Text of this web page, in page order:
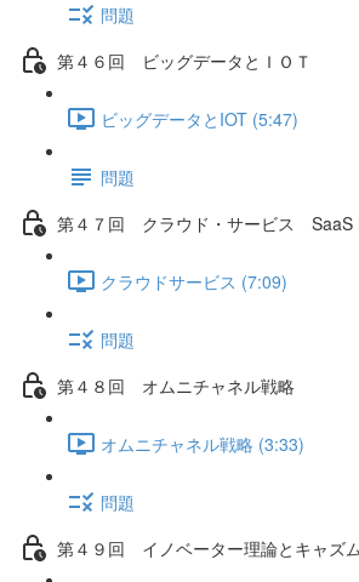
問題
第４６回 ビッグデータとＩＯＴ
ビッグデータとIOT (5:47)
問題
第４７回 クラウド・サービス SaaS
クラウドサービス (7:09)
問題
第４８回 オムニチャネル戦略
オムニチャネル戦略 (3:33)
問題
第４９回 イノベーター理論とキャズム